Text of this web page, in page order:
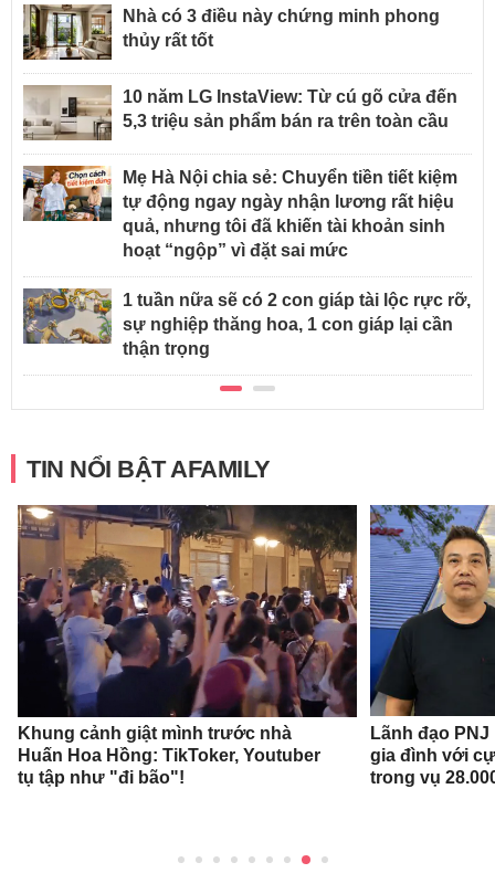
Nhà có 3 điều này chứng minh phong
thủy rất tốt
10 năm LG InstaView: Từ cú gõ cửa đến
5,3 triệu sản phẩm bán ra trên toàn cầu
Mẹ Hà Nội chia sẻ: Chuyển tiền tiết kiệm
tự động ngay ngày nhận lương rất hiệu
quả, nhưng tôi đã khiến tài khoản sinh
hoạt “ngộp” vì đặt sai mức
1 tuần nữa sẽ có 2 con giáp tài lộc rực rỡ,
sự nghiệp thăng hoa, 1 con giáp lại cần
thận trọng
TIN NỔI BẬT AFAMILY
Khung cảnh giật mình trước nhà
Huấn Hoa Hồng: TikToker, Youtuber
tụ tập như "đi bão"!
Lãnh đạo
gia đình với
trong vụ